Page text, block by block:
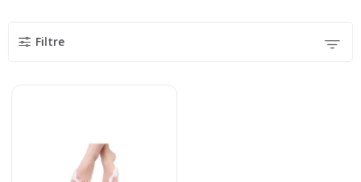
Filtre